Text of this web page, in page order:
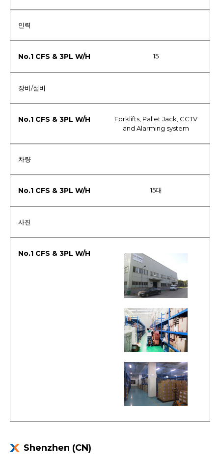
인력
15
장비/설비
Forklifts, Pallet Jack, CCTV
and Alarming system
차량
15대
사진
Shenzhen (CN)